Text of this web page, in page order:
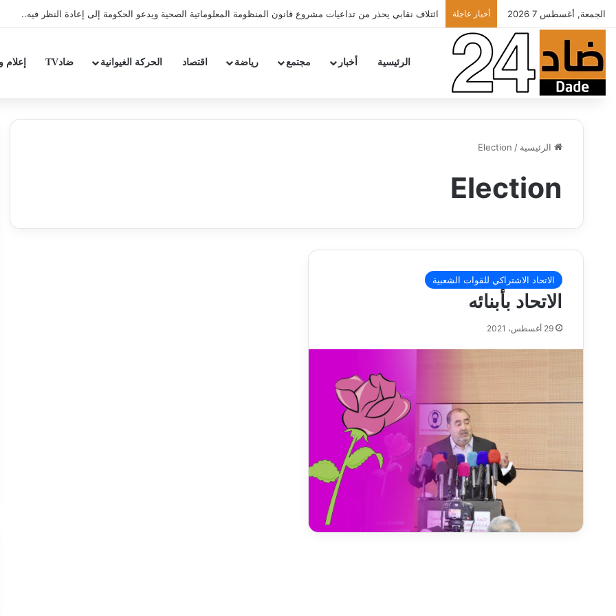
الجمعة, أغسطس 7 2026 أخبار عاجلة ائتلاف نقابي يحذر من تداعيات مشروع قانون المنظومة المعلوماتية الصحية ويدعو الحكومة إلى إعادة النظر فيه..
الرئيسية أخبار مجتمع رياضة اقتصاد الحركة الغيوانية ضادTV إعلام
الرئيسية /
Election
Election
الاتحاد الاشتراكي للقوات الشعبية
الاتحاد بأبنائه
29 أغسطس، 2021